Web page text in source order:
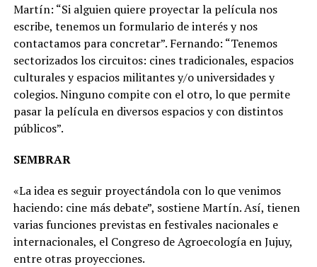
Martín: “Si alguien quiere proyectar la película nos
escribe, tenemos un formulario de interés y nos
contactamos para concretar”. Fernando: “Tenemos
sectorizados los circuitos: cines tradicionales, espacios
culturales y espacios militantes y/o universidades y
colegios. Ninguno compite con el otro, lo que permite
pasar la película en diversos espacios y con distintos
públicos”.
SEMBRAR
«La idea es seguir proyectándola con lo que venimos
haciendo: cine más debate”, sostiene Martín. Así, tienen
varias funciones previstas en festivales nacionales e
internacionales, el Congreso de Agroecología en Jujuy,
entre otras proyecciones.